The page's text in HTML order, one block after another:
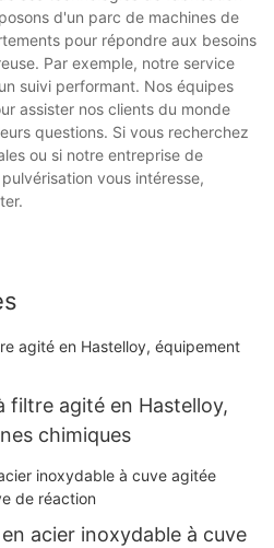
d'un parc de machines de
pour répondre aux besoins
Par exemple, notre service
suivi performant. Nos équipes
assister nos clients du monde
questions. Si vous recherchez
ou si notre entreprise de
vous intéresse,
filtre agité en Hastelloy,
chimiques
acier inoxydable à cuve